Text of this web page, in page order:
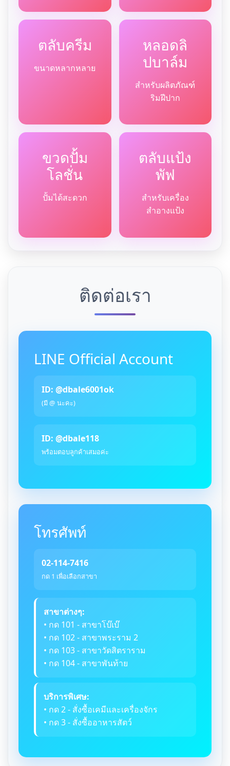
ตลับครีม
ขนาดหลากหลาย
หลอดลิ
ปบาล์ม
สำหรับผลิตภัณฑ์
ริมฝีปาก
ขวดปั้ม
โลชั่น
ปั้มได้สะดวก
ตลับแป้ง
พัฟ
สำหรับเครื่อง
สำอางแป้ง
ติดต่อเรา
LINE Official Account
ID: @dbale6001ok
(มี @ นะคะ)
ID: @dbale118
พร้อมตอบลูกค้าเสมอค่ะ
โทรศัพท์
02-114-7416
กด 1 เพื่อเลือกสาขา
สาขาต่างๆ:
• กด 101 - สาขาโบ๊เบ๊
• กด 102 - สาขาพระราม 2
• กด 103 - สาขาวัดสิตราราม
• กด 104 - สาขาพันท้าย
บริการพิเศษ:
• กด 2 - สั่งซื้อเคมีและเครื่องจักร
• กด 3 - สั่งซื้ออาหารสัตว์